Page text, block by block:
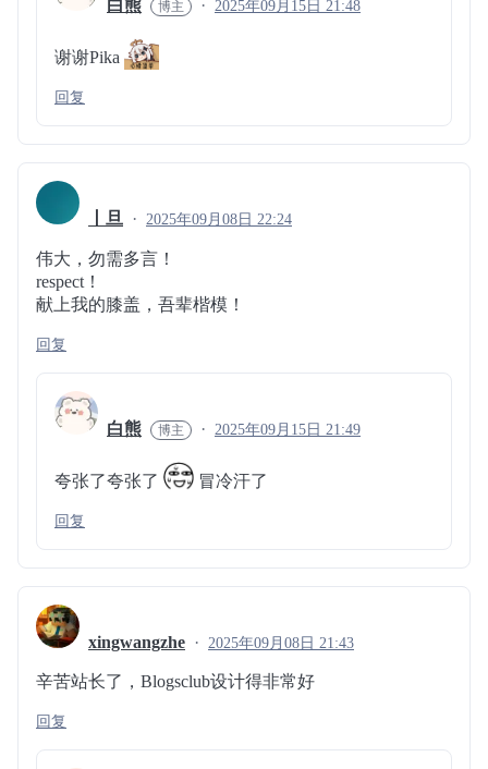
白熊 2025年09月15日 21:48
谢谢Pika
回复
丨旦 2025年09月08日 22:24
伟大，勿需多言！
respect！
献上我的膝盖，吾辈楷模！
回复
白熊 2025年09月15日 21:49
夸张了夸张了 冒冷汗了
回复
xingwangzhe 2025年09月08日 21:43
辛苦站长了，Blogsclub设计得非常好
回复